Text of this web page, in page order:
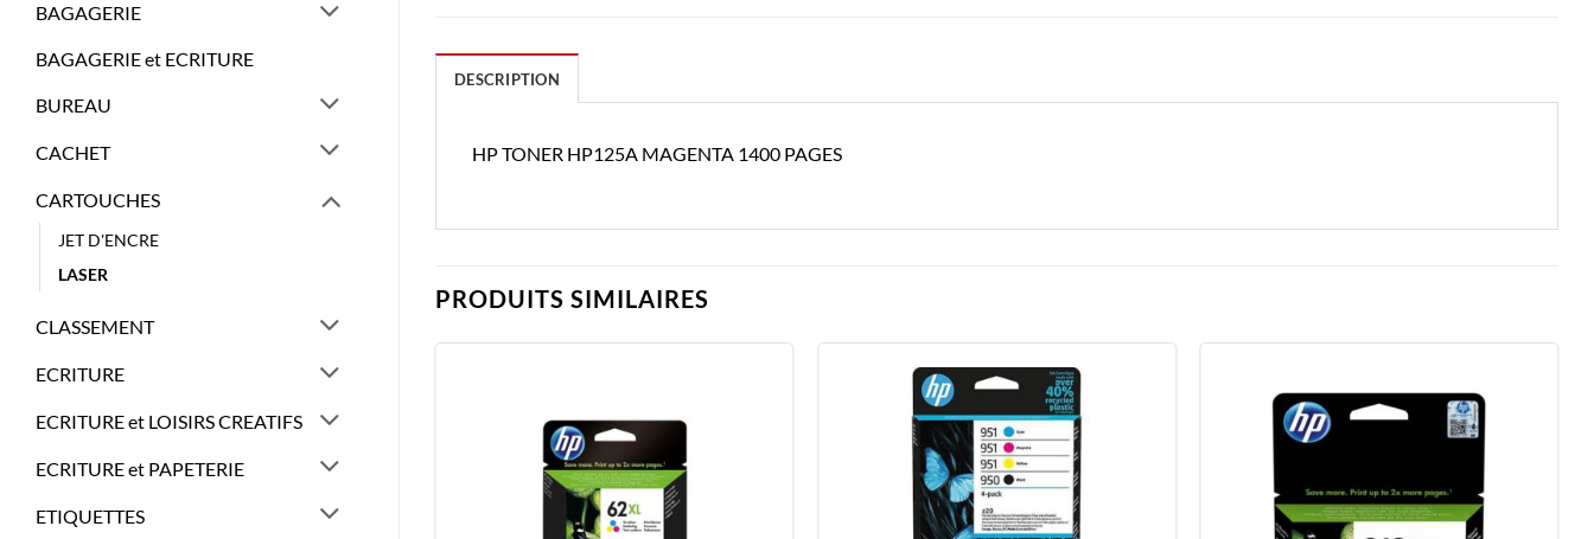
BAGAGERIE
BAGAGERIE et ECRITURE
BUREAU
CACHET
CARTOUCHES
JET D'ENCRE
LASER
CLASSEMENT
ECRITURE
ECRITURE et LOISIRS CREATIFS
ECRITURE et PAPETERIE
ETIQUETTES
DESCRIPTION
HP TONER HP125A MAGENTA 1400 PAGES
PRODUITS SIMILAIRES